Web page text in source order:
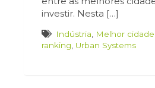
investir. Nesta […]
Indústria Melhor
ranking Urban Systems